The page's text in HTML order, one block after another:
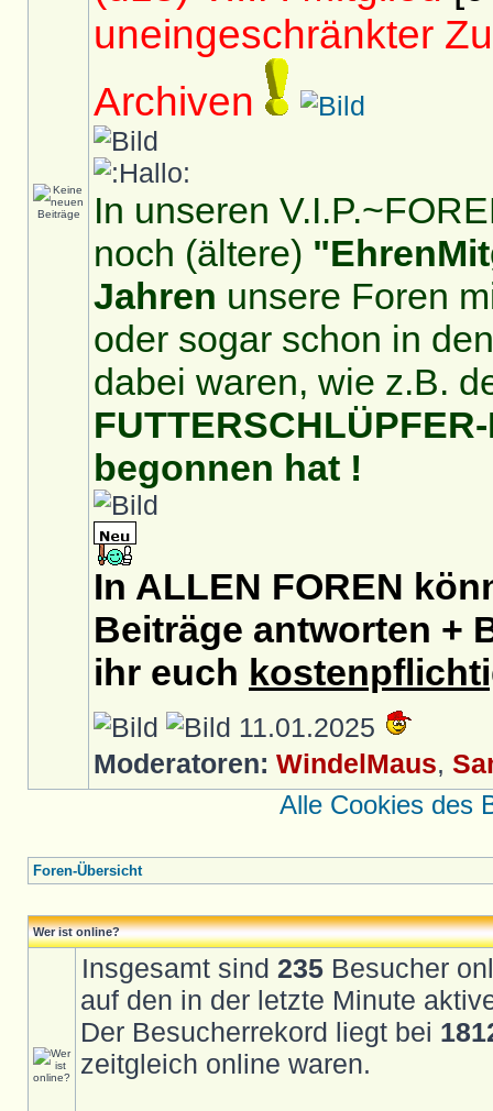
uneingeschränkter
Archiven
In unseren
noch (ältere)
Jahren unsere Foren
oder sogar schon in
dabei waren, wie z.B.
begonnen hat !
In ALLEN FOREN
Beiträge antworten +
ihr euch
11.01.2025
Moderatoren: WindelMaus,
Alle Cookies des
Foren-Übersicht
Wer ist online?
Insgesamt sind 235 Besucher
auf den in der letzte Minute
Der Besucherrekord liegt bei
zeitgleich online waren.